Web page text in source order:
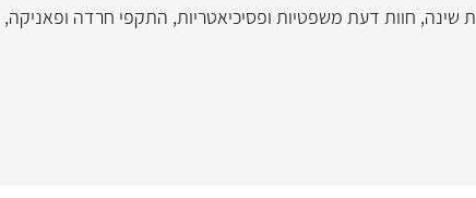
שינה, חוות דעת משפטיות ופסיכיאטריות, התקפי חרדה ופאניקה,